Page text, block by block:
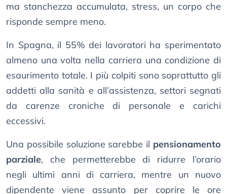
ma stanchezza accumulata, stress, un corpo che
risponde sempre meno.
In Spagna, il 55% dei lavoratori ha sperimentato
almeno una volta nella carriera una condizione di
esaurimento totale. I più colpiti sono soprattutto gli
addetti alla sanità e all’assistenza, settori segnati
da carenze croniche di personale e carichi
eccessivi.
Una possibile soluzione sarebbe il pensionamento
parziale, che permetterebbe di ridurre l’orario
negli ultimi anni di carriera, mentre un nuovo
dipendente viene assunto per coprire le ore